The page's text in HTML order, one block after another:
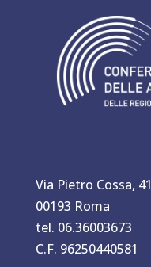
Via Pietro Cossa, 41
00193 Roma
tel. 06.36003673
C.F. 96250440581